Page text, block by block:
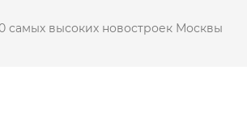
самых высоких новостроек Москвы